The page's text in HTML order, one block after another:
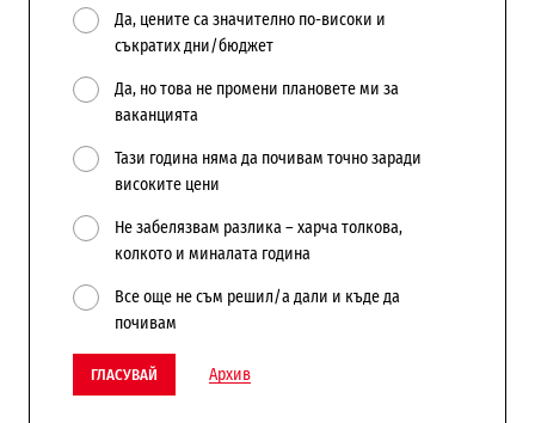
Да, цените са значително по-високи и
съкратих дни/бюджет
Да, но това не промени плановете ми за
ваканцията
Тази година няма да почивам точно заради
високите цени
Не забелязвам разлика – харча толкова,
колкото и миналата година
Все още не съм решил/а дали и къде да
почивам
ГЛАСУВАЙ Архив